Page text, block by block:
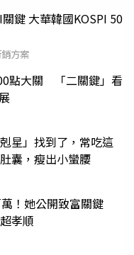
鍵 大華韓國KOSPI 50
方案
點大關 「二關鍵」看
星」找到了，常吃這
囊，瘦出小蠻腰
！她公開致富關鍵
孝順